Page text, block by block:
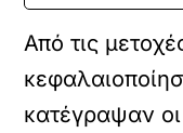
Από τις
κατέγραψαν